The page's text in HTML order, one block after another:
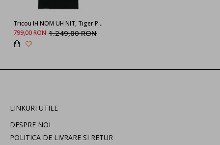
Tricou IH NOM UH NIT, Tiger Print in Front, Negru
799,00 RON 1.249,00 RON
LINKURI UTILE
DESPRE NOI
POLITICA DE LIVRARE SI RETUR